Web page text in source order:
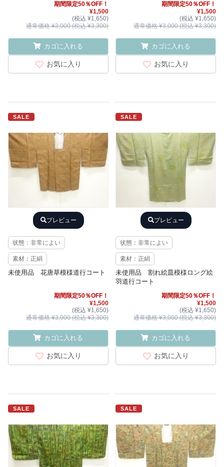
期間限定50％OFF！
¥1,500
(税込 ¥1,650)
通常価格 ¥3,000 (税込 ¥3,300)
カゴに入れる
お気に入り
期間限定50％OFF！
¥1,500
(税込 ¥1,650)
通常価格 ¥3,000 (税込 ¥3,300)
カゴに入れる
お気に入り
SALE
プレビュー
状態：非常によい
素材：正絹
未使用品 花唐草模様道行コート
期間限定50％OFF！
¥1,500
(税込 ¥1,650)
通常価格 ¥3,000 (税込 ¥3,300)
カゴに入れる
お気に入り
SALE
プレビュー
状態：非常によい
素材：正絹
未使用品 割れ絵皿模様ロング絵
羽道行コート
期間限定50％OFF！
¥1,500
(税込 ¥1,650)
通常価格 ¥3,000 (税込 ¥3,300)
カゴに入れる
お気に入り
SALE SALE